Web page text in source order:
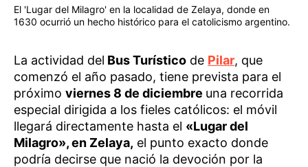
El 'Lugar del Milagro' en la localidad de Zelaya, donde en
1630 ocurrió un hecho histórico para el catolicismo argentino.
La actividad del Bus Turístico de Pilar, que
comenzó el año pasado, tiene prevista para el
próximo viernes 8 de diciembre una recorrida
especial dirigida a los fieles católicos: el móvil
llegará directamente hasta el «Lugar del
Milagro», en Zelaya, el punto exacto donde
podría decirse que nació la devoción por la